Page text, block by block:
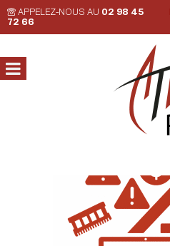
APPELEZ-NOUS AU 02 98 45
72 66